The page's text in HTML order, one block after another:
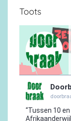
Toots